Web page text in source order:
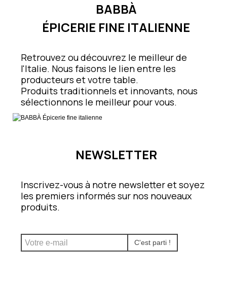
BABBÀ
ÉPICERIE FINE ITALIENNE
Retrouvez ou découvrez le meilleur de
l'Italie. Nous faisons le lien entre les
producteurs et votre table.
Produits traditionnels et innovants, nous
sélectionnons le meilleur pour vous.
NEWSLETTER
Inscrivez-vous à notre newsletter et soyez
les premiers informés sur nos nouveaux
produits.
C'est parti !